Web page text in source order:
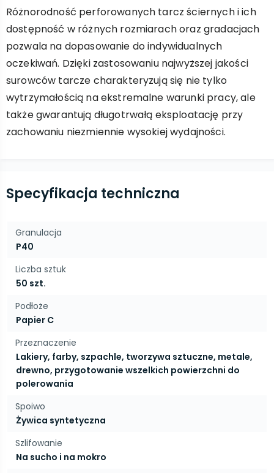
Różnorodność perforowanych tarcz ściernych i ich
dostępność w różnych rozmiarach oraz gradacjach
pozwala na dopasowanie do indywidualnych
oczekiwań. Dzięki zastosowaniu najwyższej jakości
surowców tarcze charakteryzują się nie tylko
wytrzymałością na ekstremalne warunki pracy, ale
także gwarantują długotrwałą eksploatację przy
zachowaniu niezmiennie wysokiej wydajności.
Specyfikacja techniczna
Granulacja
P40
Liczba sztuk
50 szt.
Podłoże
Papier C
Przeznaczenie
Lakiery, farby, szpachle, tworzywa sztuczne, metale,
drewno, przygotowanie wszelkich powierzchni do
polerowania
Spoiwo
Żywica syntetyczna
Szlifowanie
Na sucho i na mokro